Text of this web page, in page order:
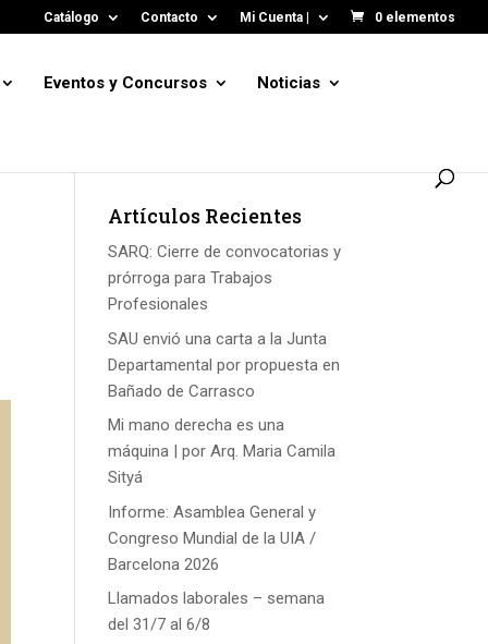
Catálogo Contacto Mi Cuenta | 0 elementos
Eventos y Concursos Noticias
Artículos Recientes
SARQ: Cierre de convocatorias y
prórroga para Trabajos
Profesionales
SAU envió una carta a la Junta
Departamental por propuesta en
Bañado de Carrasco
Mi mano derecha es una
máquina | por Arq. Maria Camila
Sityá
Informe: Asamblea General y
Congreso Mundial de la UIA /
Barcelona 2026
Llamados laborales – semana
del 31/7 al 6/8